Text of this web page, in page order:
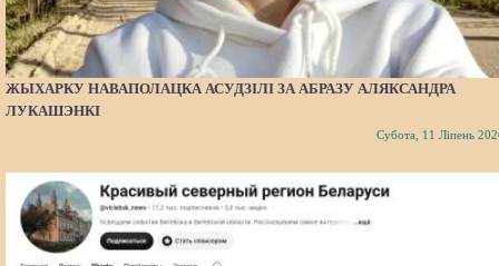
ЖЫХАРКУ НАВАПОЛАЦКА АСУДЗІЛІ ЗА АБРАЗУ АЛЯКСАНДРА
ЛУКАШЭНКІ
Субота, 11 Ліпень